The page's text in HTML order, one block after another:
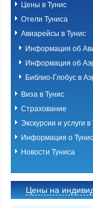
Цены в Тунис
Отели Туниса
Авиарейсы в Тунис
Информация об
Информация об
Библио-Глобус в
Виза в Тунис
Страхование
Экскурсии и услуги в
Информация о
Новости Туниса
Цены на